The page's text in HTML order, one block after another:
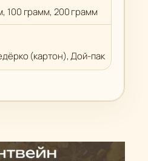
100 грамм, 200 грамм
(картон), Дой-пак